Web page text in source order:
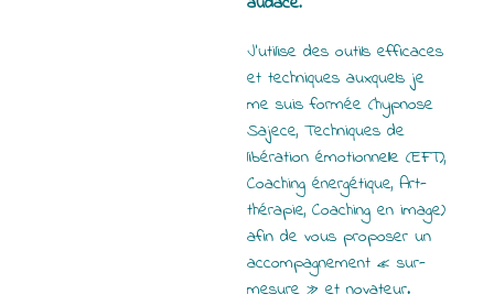
J’utilise des outils efficaces
et techniques auxquels je
me suis formée (hypnose
Sajece, Techniques de
libération émotionnelle (EFT),
Coaching énergétique, Art-
thérapie, Coaching en image)
afin de vous proposer un
accompagnement « sur-
mesure » et novateur.